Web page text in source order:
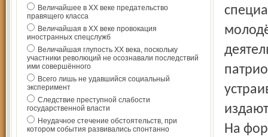
Величайшее в ХХ веке предательство
правящего класса
Величайшая в ХХ веке провокация
иностранных спецслужб
Величайшая глупость ХХ века, поскольку
участники революций не осознавали последствий
ими совершённого
Всего лишь не удавшийся социальный
эксперимент
Следствие преступной слабости
государственной власти
Неудачное стечение обстоятельств, при
котором события развивались спонтанно
На